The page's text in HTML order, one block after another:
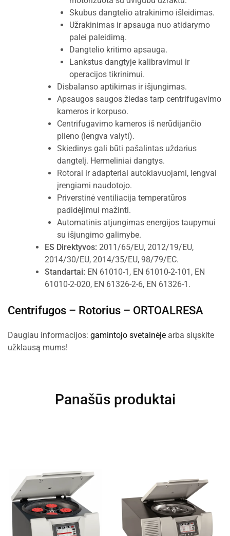
Skubus dangtelio atrakinimo išleidimas.
Užrakinimas ir apsauga nuo atidarymo
palei paleidimą.
Dangtelio kritimo apsauga.
Lankstus dangtyje kalibravimui ir
operacijos tikrinimui.
Disbalanso aptikimas ir išjungimas.
Apsaugos saugos žiedas tarp centrifugavimo
kameros ir korpuso.
Centrifugavimo kameros iš nerūdijančio
plieno (lengva valyti).
Skiedinys gali būti pašalintas uždarius
dangtelį. Hermeliniai dangtys.
Rotorai ir adapteriai autoklavuojami, lengvai
įrengiami naudotojo.
Priverstinė ventiliacija temperatūros
padidėjimui mažinti.
Automatinis atjungimas energijos taupymui
su išjungimo galimybe.
ES Direktyvos: 2011/65/EU, 2012/19/EU,
2014/30/EU, 2014/35/EU, 98/79/EC.
Standartai: EN 61010-1, EN 61010-2-101, EN
61010-2-020, EN 61326-2-6, EN 61326-1.
Centrifugos – Rotorius – ORTOALRESA
Daugiau informacijos: gamintojo svetainėje arba siųskite
užklausą mums!
Panašūs produktai